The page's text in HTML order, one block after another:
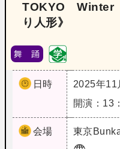
TOKYO Winter
り人形》
舞 踊
日時
2025年11
開演：13
会場 東京